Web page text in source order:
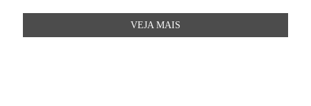
VEJA MAIS